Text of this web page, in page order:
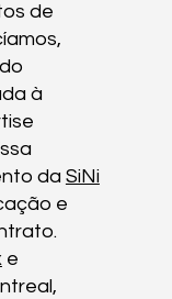
de
à
da SiNi
e
e